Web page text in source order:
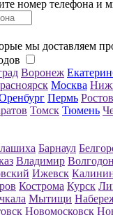
номер телефона и
мы доставляем
Воронеж
Москва
Пермь
Томск Тюмень
Барнаул
Владимир
Ижевск
Кострома Курск
Мытищи
Новомосковск